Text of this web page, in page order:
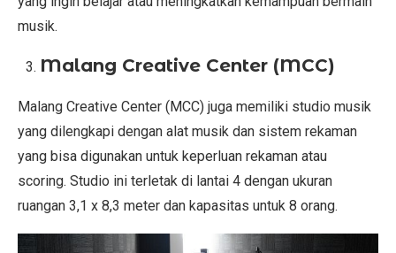
musik.
Malang Creative Center (MCC)
Malang Creative Center (MCC) juga memiliki studio musik
yang dilengkapi dengan alat musik dan sistem rekaman
yang bisa digunakan untuk keperluan rekaman atau
scoring. Studio ini terletak di lantai 4 dengan ukuran
ruangan 3,1 x 8,3 meter dan kapasitas untuk 8 orang.